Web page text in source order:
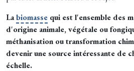
Labiomasse qui est l'ensemble des
d'origine animale, végétale ou
méthanisation ou transformation
devenir une source intéressante de
échelle.